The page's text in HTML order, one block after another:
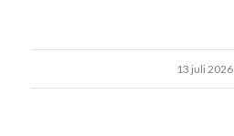
13 juli 2026